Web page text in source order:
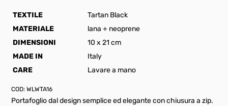
TEXTILE
Tartan Black
MATERIALE
lana + neoprene
DIMENSIONI
10 x 21 cm
MADE IN
Italy
CARE
Lavare a mano
COD:WLWTA16
Portafoglio dal design semplice ed elegante con chiusura a zip.